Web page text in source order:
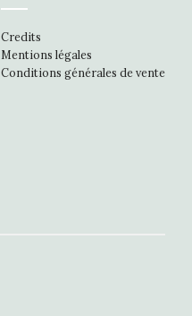
Credits
Mentions légales
Conditions générales de vente